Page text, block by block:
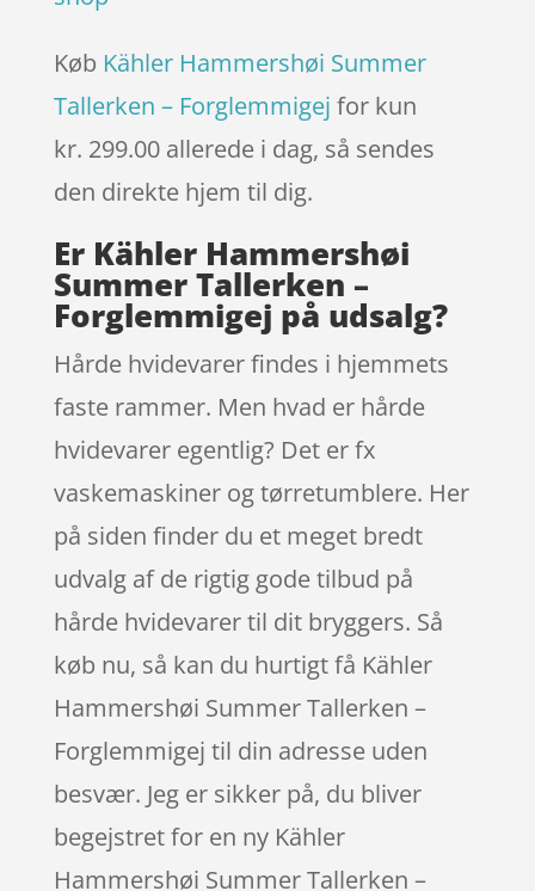
Køb Kähler Hammershøi Summer
Tallerken – Forglemmigej for kun
kr. 299.00 allerede i dag, så sendes
den direkte hjem til dig.
Er Kähler Hammershøi
Summer Tallerken –
Forglemmigej på udsalg?
Hårde hvidevarer findes i hjemmets
faste rammer. Men hvad er hårde
hvidevarer egentlig? Det er fx
vaskemaskiner og tørretumblere. Her
på siden finder du et meget bredt
udvalg af de rigtig gode tilbud på
hårde hvidevarer til dit bryggers. Så
køb nu, så kan du hurtigt få Kähler
Hammershøi Summer Tallerken –
Forglemmigej til din adresse uden
besvær. Jeg er sikker på, du bliver
begejstret for en ny Kähler
Hammershøi Summer Tallerken –